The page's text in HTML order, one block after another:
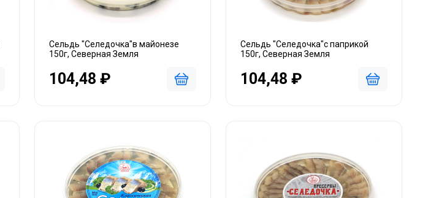
Сельдь "Селедочка"в майонезе
150г, Северная Земля
104,48 ₽
Сельдь "Селедочка"с паприкой
150г, Северная Земля
104,48 ₽